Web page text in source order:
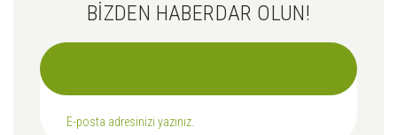
BİZDEN HABERDAR OLUN!